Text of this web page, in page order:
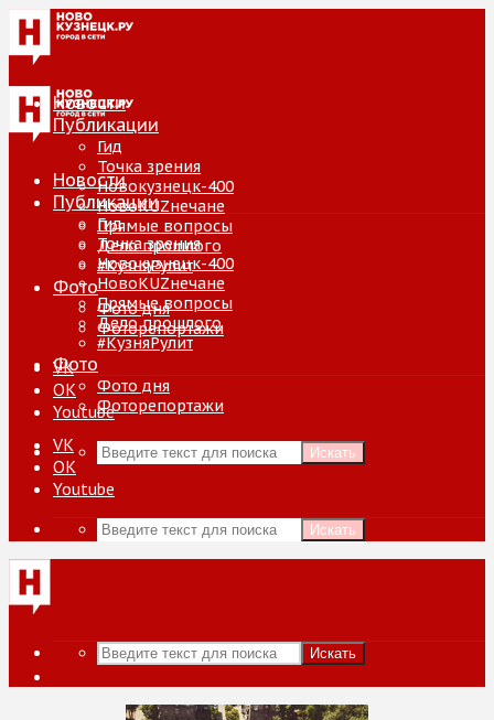
Новости
Публикации
Гид
Точка зрения
Новокузнецк-400
НовоKUZнечане
Прямые вопросы
Дело прошлого
#КузняРулит
Фото
Фото дня
Фоторепортажи
VK
ОК
Youtube
Искать
Новости
Публикации
Гид
Точка зрения
Новокузнецк-400
НовоKUZнечане
Прямые вопросы
Дело прошлого
#КузняРулит
Фото
Фото дня
Фоторепортажи
VK
ОК
Youtube
Искать
Искать